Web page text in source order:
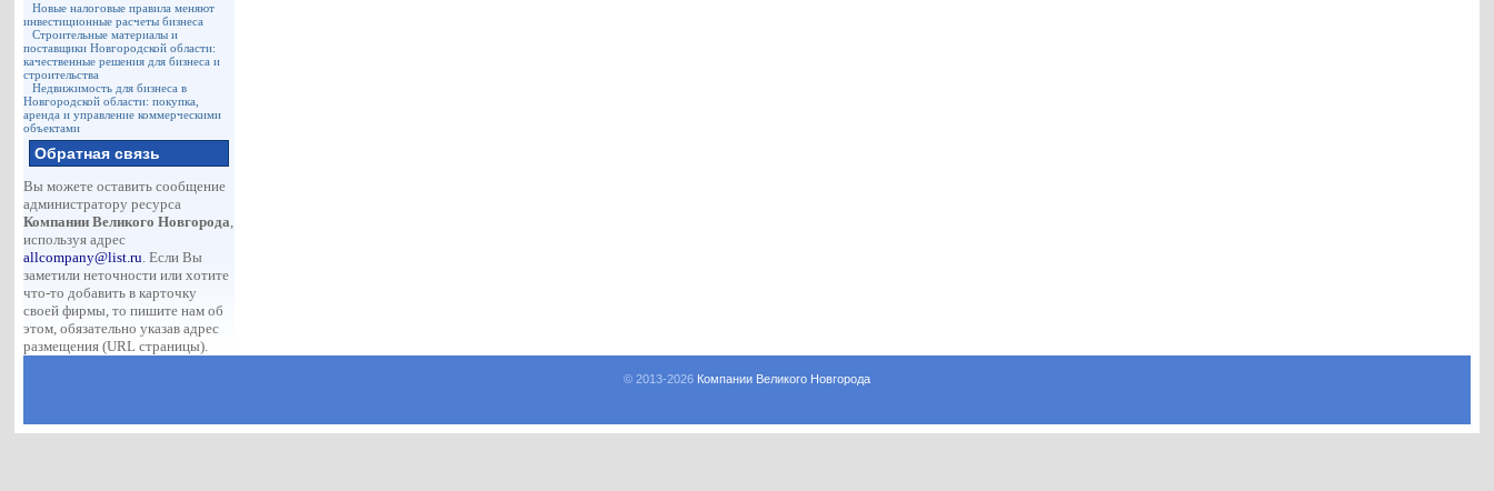
Новые налоговые правила меняют
инвестиционные расчеты бизнеса
Строительные материалы и
поставщики Новгородской области:
качественные решения для бизнеса и
строительства
Недвижимость для бизнеса в
Новгородской области: покупка,
аренда и управление коммерческими
объектами
Обратная связь
Вы можете оставить сообщение
администратору ресурса
Компании Великого Новгорода,
используя адрес
allcompany@list.ru. Если Вы
заметили неточности или хотите
что-то добавить в карточку
своей фирмы, то пишите нам об
этом, обязательно указав адрес
размещения (URL страницы).
© 2013-2026 Компании Великого Новгорода